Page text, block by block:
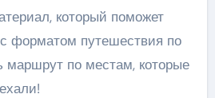
который поможет
форматом путешествия по
маршрут по местам, которые